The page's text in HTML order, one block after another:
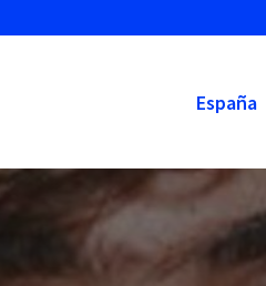
España